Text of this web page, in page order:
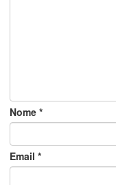
Nome *
Email *